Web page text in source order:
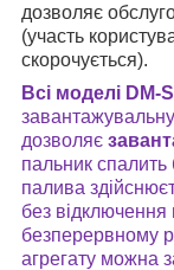
дозволяє
(участь
скорочується).
Всі моделі DM-
дозволяє
пальник
палива
без
безперервному
агрегату можна